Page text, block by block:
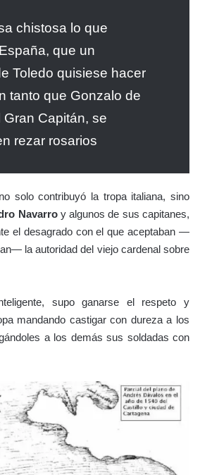
chistosa lo que
que un
Toledo quisiese hacer
tanto que Gonzalo de
Gran Capitán, se
rezar rosarios
solo contribuyó la tropa italiana, sino
Navarroy algunos de sus capitanes,
el desagrado con el que aceptaban —
la autoridad del viejo cardenal sobre
supo ganarse el respeto y
mandando castigar con dureza a los
a los demás sus soldadas con